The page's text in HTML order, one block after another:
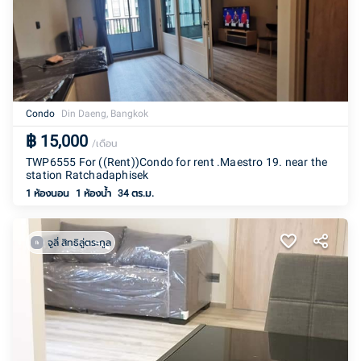
Condo Din Daeng, Bangkok
฿ 15,000 /เดือน
TWP6555 For ((Rent))Condo for rent .Maestro 19. near the
station Ratchadaphisek
1 ห้องนอน 1 ห้องน้ำ 34 ตร.ม.
จูลี่ สิทธิลู่ตระกูล